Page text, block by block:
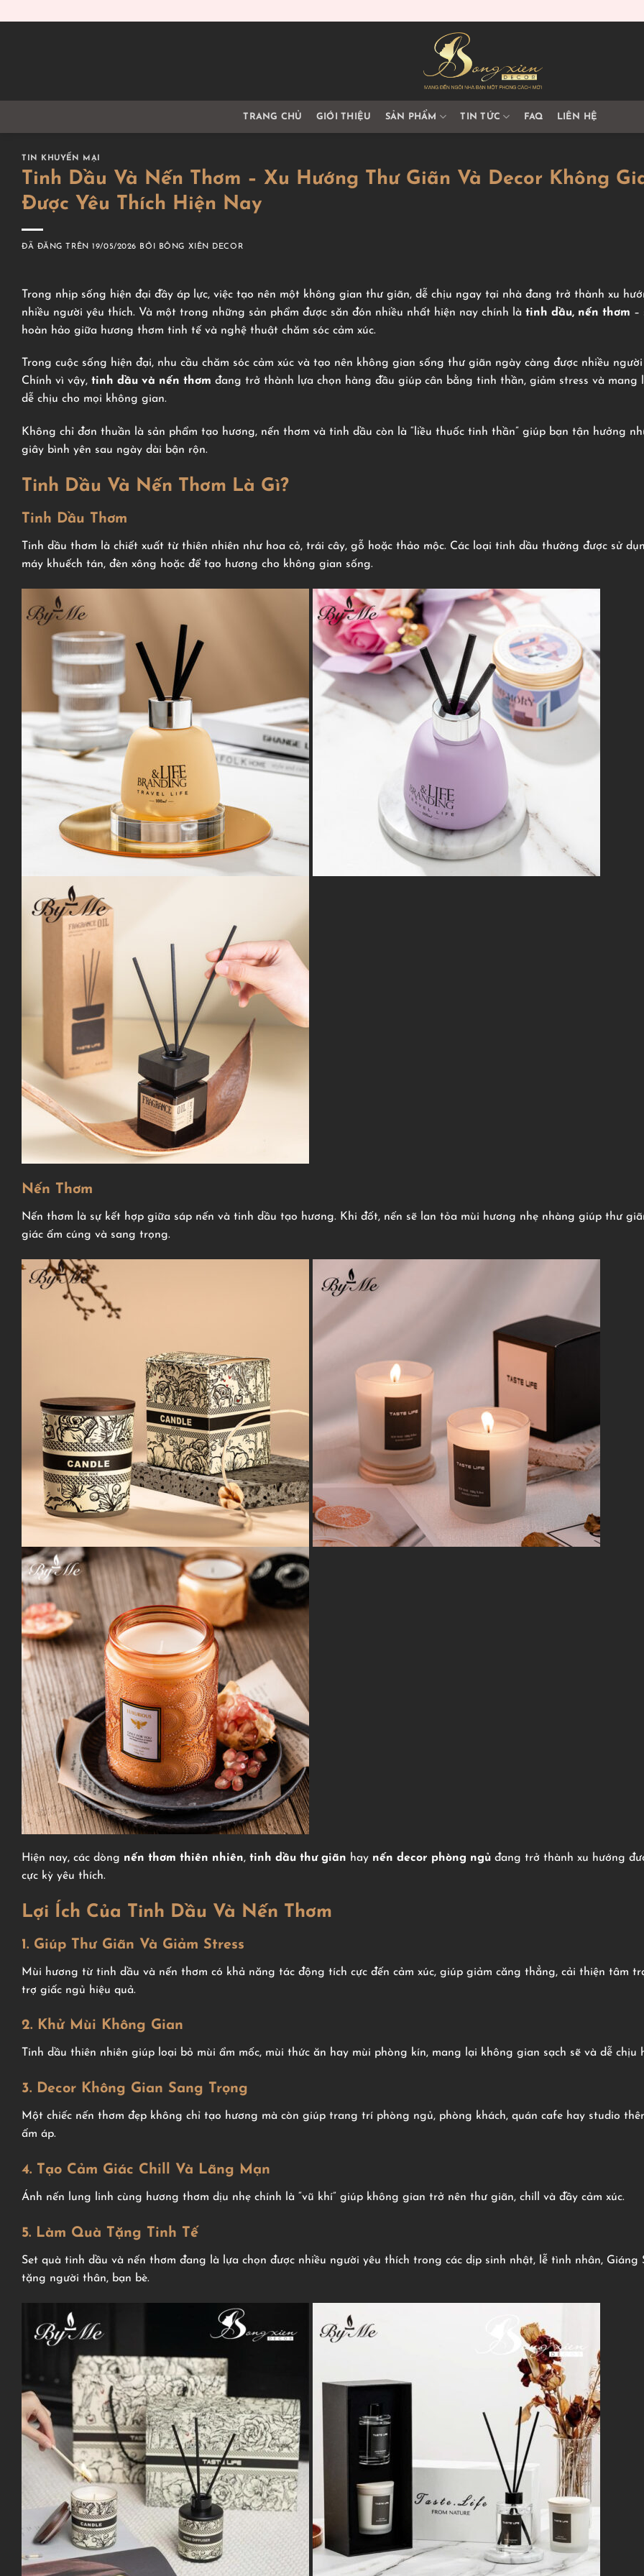
TRANG CHỦ GIỚI THIỆU SẢN PHẨM TIN TỨC FAQ LIÊN HỆ
TIN KHUYẾN MẠI
Tinh Dầu Và Nến Thơm – Xu Hướng Thư Giãn Và Decor Không
Được Yêu Thích Hiện Nay
ĐÃ ĐĂNG TRÊN19/05/2026 BỞI BÔNG XIÊN DECOR
Trong nhịp sống hiện đại đầy áp lực, việc tạo nên một không gian thư giãn, dễ chịu ngay tại nhà đang trở thành xu
nhiều người yêu thích. Và một trong những sản phẩm được săn đón nhiều nhất hiện nay chính là tinh dầu, nến thơm –
hoàn hảo giữa hương thơm tinh tế và nghệ thuật chăm sóc cảm xúc.
Trong cuộc sống hiện đại, nhu cầu chăm sóc cảm xúc và tạo nên không gian sống thư giãn ngày càng được nhiều
Chính vì vậy, tinh dầu và nến thơm đang trở thành lựa chọn hàng đầu giúp cân bằng tinh thần, giảm stress và mang
dễ chịu cho mọi không gian.
Không chỉ đơn thuần là sản phẩm tạo hương, nến thơm và tinh dầu còn là “liều thuốc tinh thần” giúp bạn tận hưởng
giây bình yên sau ngày dài bận rộn.
Tinh Dầu Và Nến Thơm Là Gì?
Tinh Dầu Thơm
Tinh dầu thơm là chiết xuất từ thiên nhiên như hoa cỏ, trái cây, gỗ hoặc thảo mộc. Các loại tinh dầu thường được sử
máy khuếch tán, đèn xông hoặc để tạo hương cho không gian sống.
Nến Thơm
Nến thơm là sự kết hợp giữa sáp nến và tinh dầu tạo hương. Khi đốt, nến sẽ lan tỏa mùi hương nhẹ nhàng giúp thư
giác ấm cúng và sang trọng.
Hiện nay, các dòng nến thơm thiên nhiên, tinh dầu thư giãn hay nến decor phòng ngủ đang trở thành xu hướng
cực kỳ yêu thích.
Lợi Ích Của Tinh Dầu Và Nến Thơm
1. Giúp Thư Giãn Và Giảm Stress
Mùi hương từ tinh dầu và nến thơm có khả năng tác động tích cực đến cảm xúc, giúp giảm căng thẳng, cải thiện tâm
trợ giấc ngủ hiệu quả.
2. Khử Mùi Không Gian
Tinh dầu thiên nhiên giúp loại bỏ mùi ẩm mốc, mùi thức ăn hay mùi phòng kín, mang lại không gian sạch sẽ và dễ chịu
3. Decor Không Gian Sang Trọng
Một chiếc nến thơm đẹp không chỉ tạo hương mà còn giúp trang trí phòng ngủ, phòng khách, quán cafe hay studio
ấm áp.
4. Tạo Cảm Giác Chill Và Lãng Mạn
Ánh nến lung linh cùng hương thơm dịu nhẹ chính là “vũ khí” giúp không gian trở nên thư giãn, chill và đầy cảm xúc.
5. Làm Quà Tặng Tinh Tế
Set quà tinh dầu và nến thơm đang là lựa chọn được nhiều người yêu thích trong các dịp sinh nhật, lễ tình nhân, Giáng
tặng người thân, bạn bè.